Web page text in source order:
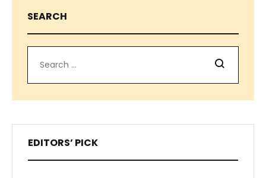
SEARCH
Search
EDITORS’ PICK